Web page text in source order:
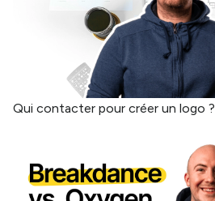
Qui contacter pour créer un logo ?